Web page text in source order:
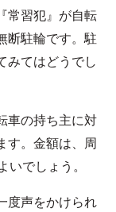
常習犯』が自転
断駐輪です。駐
みてはどうでし
車の持ち主に対
す。金額は、周
でしょう。
度声をかけられ